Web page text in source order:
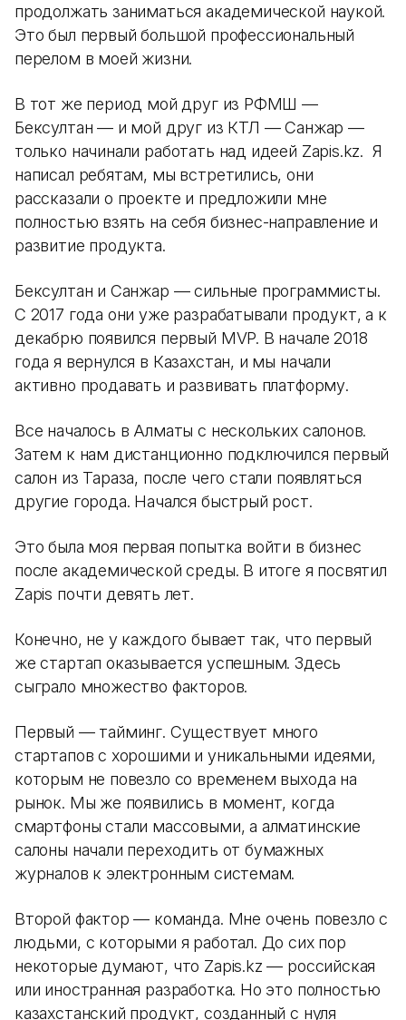
продолжать заниматься академической наукой.
Это был первый большой профессиональный
перелом в моей жизни.
В тот же период мой друг из РФМШ —
Бексултан — и мой друг из КТЛ — Санжар —
только начинали работать над идеей Zapis.kz. Я
написал ребятам, мы встретились, они
рассказали о проекте и предложили мне
полностью взять на себя бизнес-направление и
развитие продукта.
Бексултан и Санжар — сильные программисты.
С 2017 года они уже разрабатывали продукт, а к
декабрю появился первый MVP. В начале 2018
года я вернулся в Казахстан, и мы начали
активно продавать и развивать платформу.
Все началось в Алматы с нескольких салонов.
Затем к нам дистанционно подключился первый
салон из Тараза, после чего стали появляться
другие города. Начался быстрый рост.
Это была моя первая попытка войти в бизнес
после академической среды. В итоге я посвятил
Zapis почти девять лет.
Конечно, не у каждого бывает так, что первый
же стартап оказывается успешным. Здесь
сыграло множество факторов.
Первый — тайминг. Существует много
стартапов с хорошими и уникальными идеями,
которым не повезло со временем выхода на
рынок. Мы же появились в момент, когда
смартфоны стали массовыми, а алматинские
салоны начали переходить от бумажных
журналов к электронным системам.
Второй фактор — команда. Мне очень повезло с
людьми, с которыми я работал. До сих пор
некоторые думают, что Zapis.kz — российская
или иностранная разработка. Но это полностью
казахстанский продукт, созданный с нуля